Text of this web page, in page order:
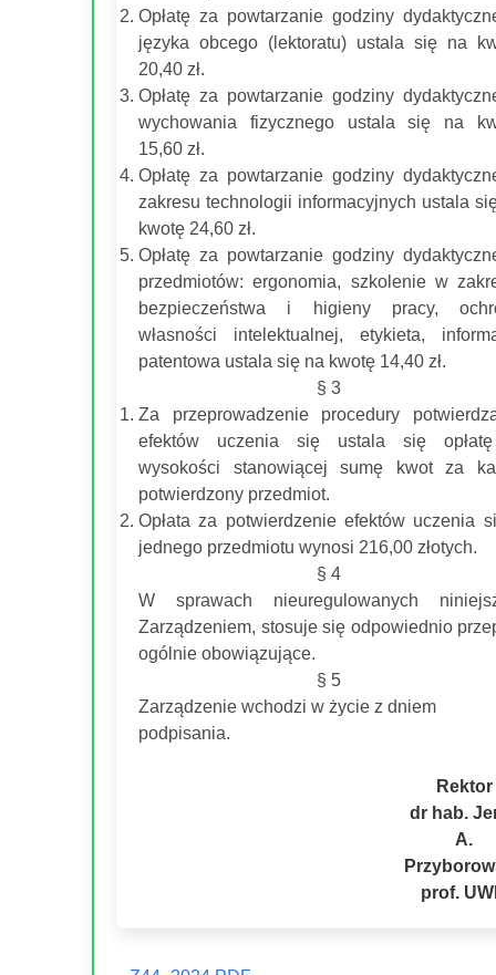
Opłatę za powtarzanie godziny
języka obcego (lektoratu) ustala się na
20,40 zł.
Opłatę za powtarzanie godziny
wychowania fizycznego ustala się na
15,60 zł.
Opłatę za powtarzanie godziny
zakresu technologii informacyjnych ustala
kwotę 24,60 zł.
Opłatę za powtarzanie godziny
przedmiotów: ergonomia, szkolenie w
bezpieczeństwa i higieny pracy,
własności intelektualnej, etykieta,
patentowa ustala się na kwotę 14,40 zł.
§ 3
Za przeprowadzenie procedury
efektów uczenia się ustala się
wysokości stanowiącej sumę kwot za
potwierdzony przedmiot.
Opłata za potwierdzenie efektów uczenia
jednego przedmiotu wynosi 216,00 złotych.
§ 4
W sprawach nieuregulowanych
Zarządzeniem, stosuje się odpowiednio
ogólnie obowiązujące.
§ 5
Zarządzenie wchodzi w życie z dniem
podpisania.
Rektor
dr hab.
A.
prof.